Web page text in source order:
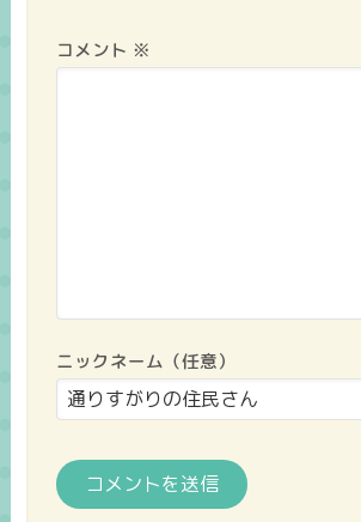
コメント ※
ニックネーム（任意）